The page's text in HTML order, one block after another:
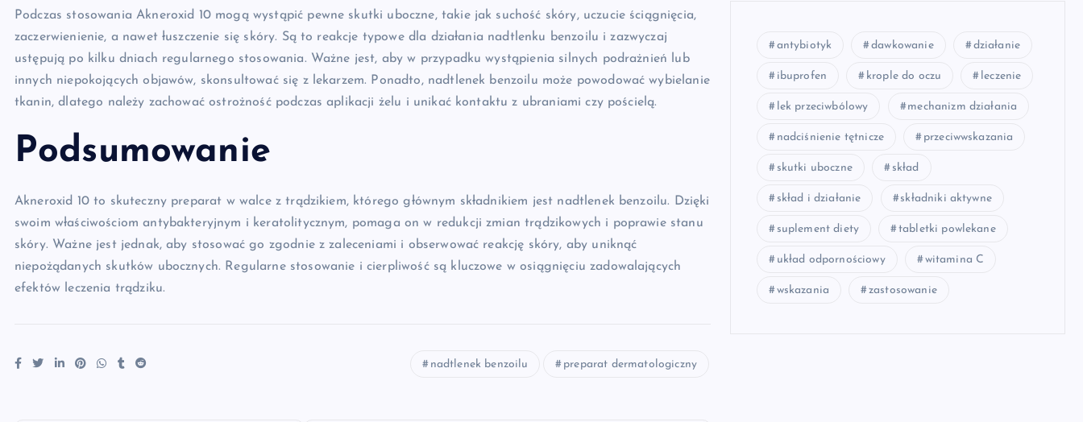
Podczas stosowania Akneroxid 10 mogą wystąpić pewne skutki uboczne, takie jak suchość skóry, uczucie ściągnięcia,
zaczerwienienie, a nawet łuszczenie się skóry. Są to reakcje typowe dla działania nadtlenku benzoilu i zazwyczaj
ustępują po kilku dniach regularnego stosowania. Ważne jest, aby w przypadku wystąpienia silnych podrażnień lub
innych niepokojących objawów, skonsultować się z lekarzem. Ponadto, nadtlenek benzoilu może powodować wybielanie
tkanin, dlatego należy zachować ostrożność podczas aplikacji żelu i unikać kontaktu z ubraniami czy pościelą.
Podsumowanie
Akneroxid 10 to skuteczny preparat w walce z trądzikiem, którego głównym składnikiem jest nadtlenek benzoilu. Dzięki
swoim właściwościom antybakteryjnym i keratolitycznym, pomaga on w redukcji zmian trądzikowych i poprawie stanu
skóry. Ważne jest jednak, aby stosować go zgodnie z zaleceniami i obserwować reakcję skóry, aby uniknąć
niepożądanych skutków ubocznych. Regularne stosowanie i cierpliwość są kluczowe w osiągnięciu zadowalających
efektów leczenia trądziku.
nadtlenek benzoilu preparat dermatologiczny
antybiotyk dawkowanie działanie
ibuprofen krople do oczu leczenie
lek przeciwbólowy mechanizm działania
nadciśnienie tętnicze przeciwwskazania
skutki uboczne skład
skład i działanie składniki aktywne
suplement diety tabletki powlekane
układ odpornościowy witamina C
wskazania zastosowanie